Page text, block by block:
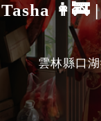
Tasha 👩‍🚒
雲林縣口